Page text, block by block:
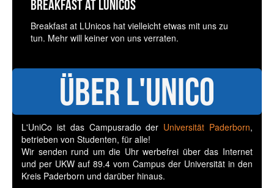
Breakfast at LUnicos
Breakfast at LUnicos hat vielleicht etwas mit uns zu
tun. Mehr will keiner von uns verraten.
Über L'UniCo
L'UniCo ist das Campusradio der Universität Paderborn,
betrieben von Studenten, für alle!
Wir senden rund um die Uhr werbefrei über das Internet
und per UKW auf 89.4 vom Campus der Universität in den
Kreis Paderborn und darüber hinaus.